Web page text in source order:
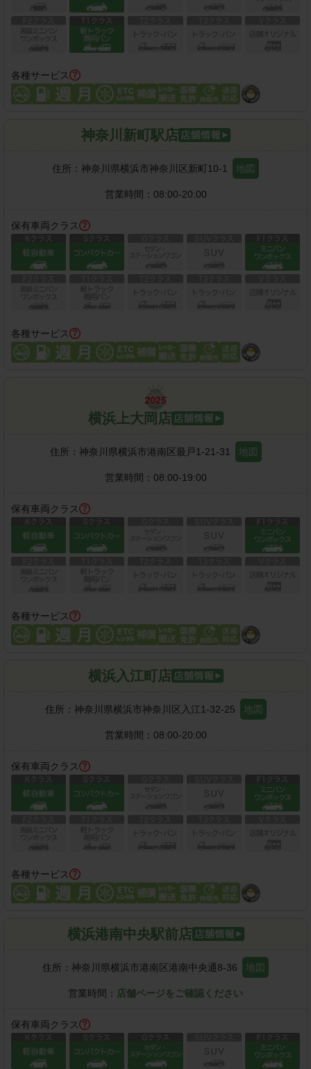
各種サービス
神奈川新町駅店
住所： 神奈川県横浜市神奈川区新町10-1 地図
営業時間： 08:00-20:00
保有車両クラス
各種サービス
横浜上大岡店
住所： 神奈川県横浜市港南区最戸1-21-31 地図
営業時間： 08:00-19:00
保有車両クラス
各種サービス
横浜入江町店
住所： 神奈川県横浜市神奈川区入江1-32-25 地図
営業時間： 08:00-20:00
保有車両クラス
各種サービス
横浜港南中央駅前店
住所： 神奈川県横浜市港南区港南中央通8-36 地図
営業時間： 店舗ページをご確認ください
保有車両クラス